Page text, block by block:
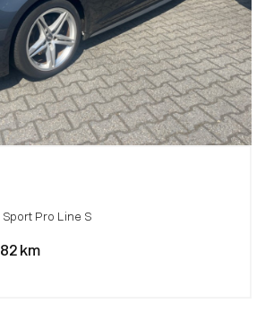
Sport Pro Line S
km